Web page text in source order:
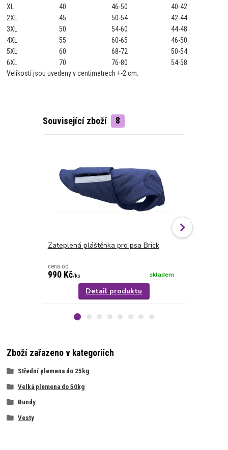
XL
40 46-50
40-42
2XL
45 50-54
42-44
3XL
50 54-60
44-48
4XL
55 60-65
46-50
5XL
60 68-72
50-54
6XL
70 76-80
54-58
Velikosti jsou uvedeny v centimetrech +-2 cm.
Související zboží 8
Zateplená pláštěnka pro psa Brick
cena od
990 Kč/ks skladem
Detail produktu
Zboží zařazeno v kategoriích
Střední plemena do 25kg
Velká plemena do 50kg
Bundy
Vesty